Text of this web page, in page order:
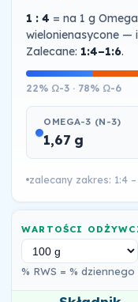
1 : 4 = na 1 g
wielonienasycone —
Zalecane: 1:4–1:6.
22% Ω-3 · 78% Ω-6
OMEGA-3 (N-3)
1,67 g
zalecany zakres: 1:4 –
WARTOŚCI
% RWS = %